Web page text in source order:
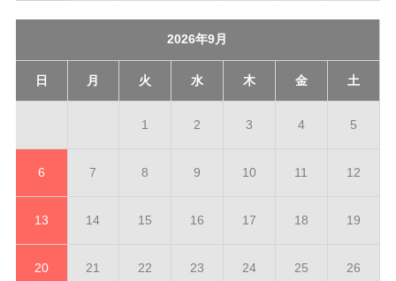
2026年9月
日 月 火 水 木 金 土
1 2 3 4 5
6 7 8 9 10 11 12
13 14 15 16 17 18 19
20 21 22 23 24 25 26